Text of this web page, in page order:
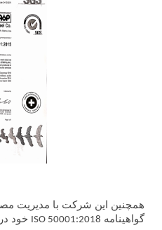
همچنین این شرکت با مدیریت
گواهینامه ISO 50001:2018 خود در سال